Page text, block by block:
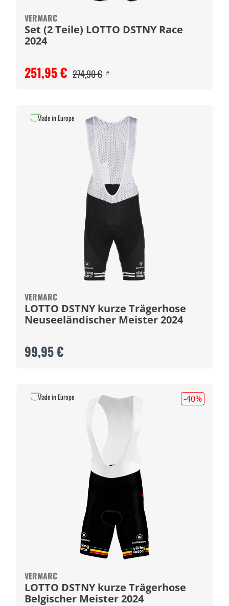
VERMARC
Set (2 Teile) LOTTO DSTNY Race
2024
251,95 € 274,90 € #
VERMARC
LOTTO DSTNY kurze Trägerhose
Neuseeländischer Meister 2024
99,95 €
Made in Europe
-40%
VERMARC
LOTTO DSTNY kurze Trägerhose
Belgischer Meister 2024
Made in Europe